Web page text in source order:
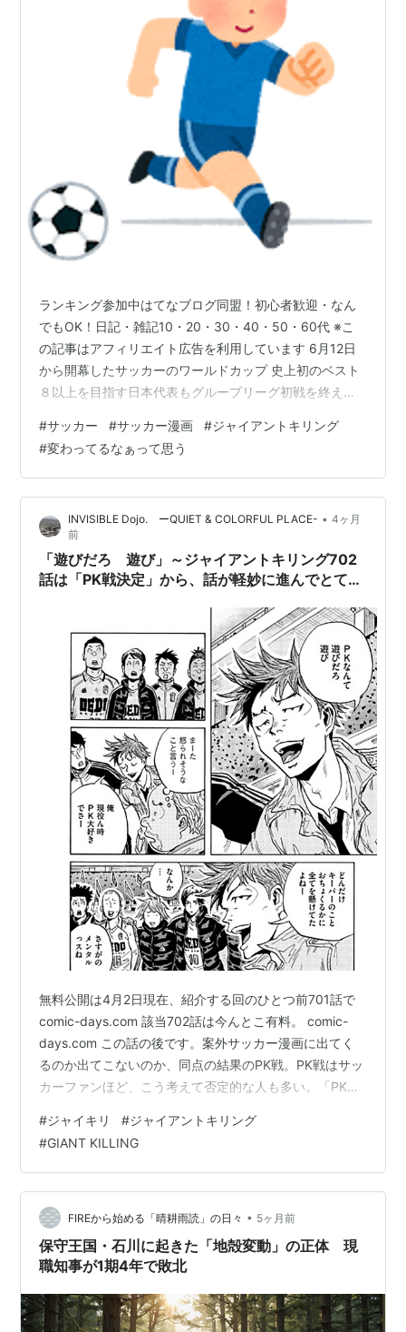
ランキング参加中はてなブログ同盟！初心者歓迎・なん
でもOK！日記・雑記10・20・30・40・50・60代 ※こ
の記事はアフィリエイト広告を利用しています 6月12日
から開幕したサッカーのワールドカップ 史上初のベスト
８以上を目指す日本代表もグループリーグ初戦を終え
足な毎日を過ごす方も多いのではないでしょうか 僕もス
ポーツは好きなので、ワールドカップで盛り上がりたい
のですが、早朝の試合は起きられるかどうか不安です
（実は初戦のオランダ戦も起きたら6時すぎだったので後
半の途中からしか見れなかった・・・） さて、ワールド
カップ期間はサッカーブーム…
#サッカー #サッカー漫画 #ジャイアントキリング
#変わってるなぁって思う
INVISIBLE Dojo. ーQUIET & COLORFUL PLACE- • 4ヶ月
前
「遊びだろ 遊び」～ジャイアントキリング702
話は「PK戦決定」から、話が軽妙に進んでとても
無料公開は4月2日現在、紹介する回のひとつ前701話で
comic-days.com 該当702話は今んとこ有料。 comic-
days.com この話の後です。案外サッカー漫画に出てく
るのか出てこないのか、同点の結果のPK戦。PK戦はサッ
カーファンほど、こう考えて否定的な人も多い。「PK戦
か！」と。 ジャイキリ PK戦 だけど、やるしかないわけ
で…んで、タッツミーはこう呼びかける。 ジャイキリ
702 PK戦決定 もう700話を越して、読者も含めて選手の
個性が手に取るようにわかる。そこから始まる寸劇の面
白さ（笑） じゃキリ702ただ、この作品ならで…
#ジャイキリ #ジャイアントキリング
#GIANT KILLING
FIREから始める「晴耕雨読」の日々 • 5ヶ月前
保守王国・石川に起きた「地殻変動」の正体 現
職知事が1期4年で敗北